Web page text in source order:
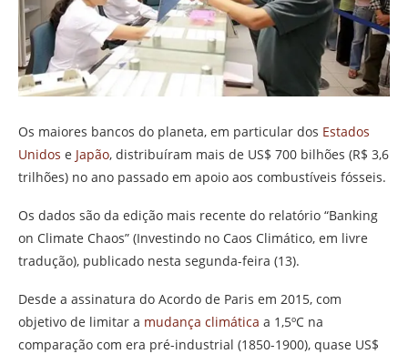
Os maiores bancos do planeta, em particular dos Estados
Unidos e Japão, distribuíram mais de US$ 700 bilhões (R$ 3,6
trilhões) no ano passado em apoio aos combustíveis fósseis.
Os dados são da edição mais recente do relatório “Banking
on Climate Chaos” (Investindo no Caos Climático, em livre
tradução), publicado nesta segunda-feira (13).
Desde a assinatura do Acordo de Paris em 2015, com
objetivo de limitar a mudança climática a 1,5ºC na
comparação com era pré-industrial (1850-1900), quase US$